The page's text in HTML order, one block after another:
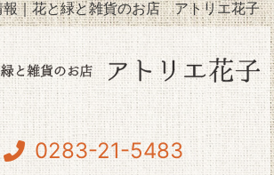
報｜花と緑と雑貨のお店 アトリエ花子
0283-21-5483